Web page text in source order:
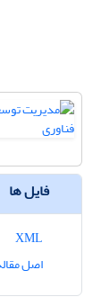
فایل ها
اصل